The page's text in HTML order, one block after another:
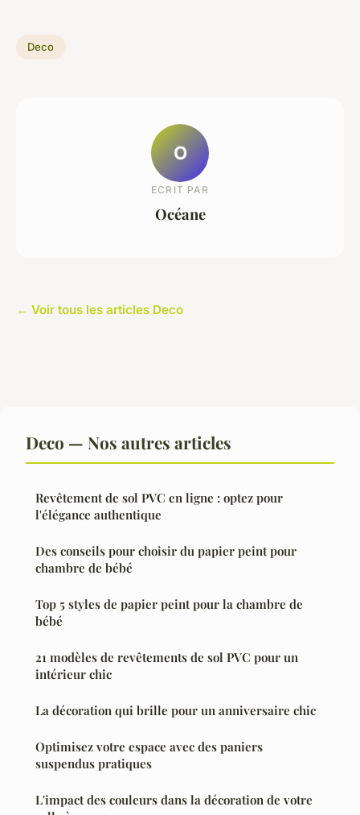
Deco
O
ECRIT PAR
Océane
← Voir tous les articles Deco
Deco — Nos autres articles
Revêtement de sol PVC en ligne : optez pour
l'élégance authentique
Des conseils pour choisir du papier peint pour
chambre de bébé
Top 5 styles de papier peint pour la chambre de
bébé
21 modèles de revêtements de sol PVC pour un
intérieur chic
La décoration qui brille pour un anniversaire chic
Optimisez votre espace avec des paniers
suspendus pratiques
L'impact des couleurs dans la décoration de votre